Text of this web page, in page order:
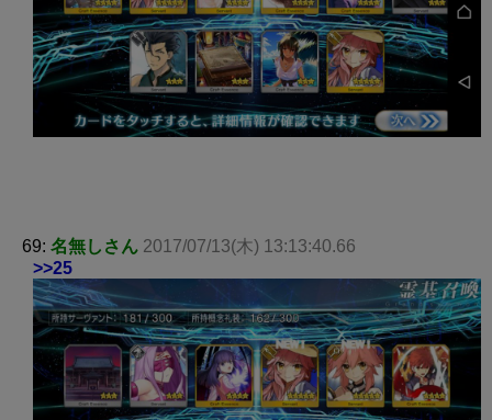
69: 名無しさん 2017/07/13(木) 13:13:40.66
>>25